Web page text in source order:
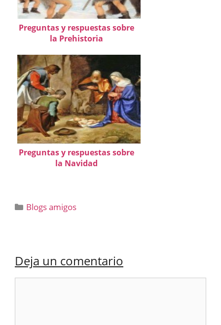
Preguntas y respuestas sobre
la Prehistoria
Preguntas y respuestas sobre
la Navidad
Categorías
Blogs amigos
Deja un comentario